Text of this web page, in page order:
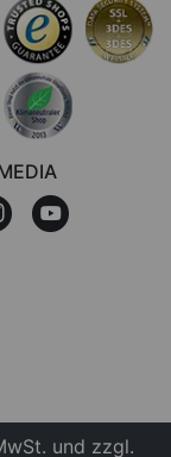
und zzgl.